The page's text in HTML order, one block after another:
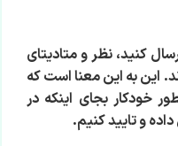
کنید، نظر و متادیتای
این به این معنا است که
خودکار بجای اینکه در
و تایید کنیم.